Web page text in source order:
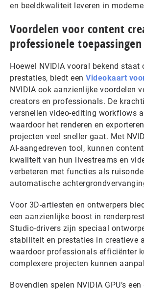
en beeldkwaliteit leveren in
Voordelen voor content
professionele toepassingen
Hoewel NVIDIA vooral bekend
prestaties, biedt een Videokaart
NVIDIA ook aanzienlijke voordelen
creators en professionals. De
versnellen video-editing workflows
waardoor het renderen en
projecten veel sneller gaat. Met
AI-aangedreven tool, kunnen
kwaliteit van hun livestreams en
verbeteren met functies als
automatische
Voor 3D-artiesten en ontwerpers
een aanzienlijke boost in
Studio-drivers zijn speciaal
stabiliteit en prestaties in creatieve
waardoor professionals efficiënter
complexere projecten kunnen
Bovendien spelen NVIDIA GPU’s